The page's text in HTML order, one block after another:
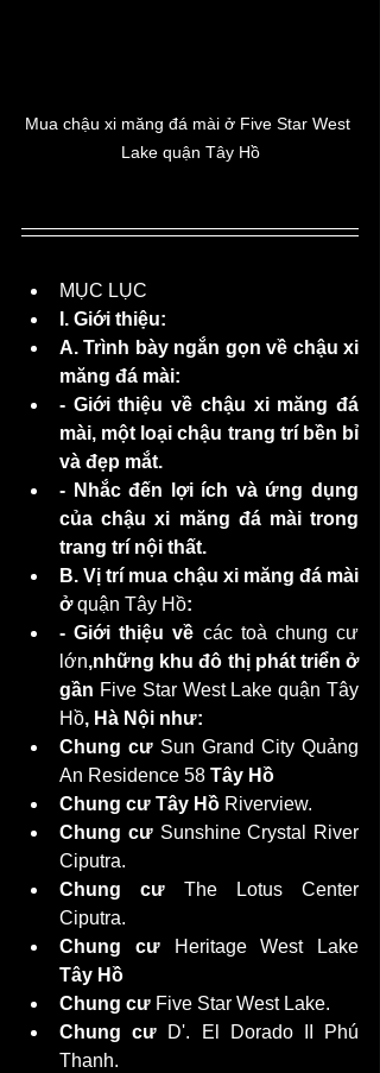
Mua chậu xi măng đá mài ở Five Star West
Lake quận Tây Hồ
MỤC LỤC
I. Giới thiệu:
A. Trình bày ngắn gọn về chậu xi
măng đá mài:
- Giới thiệu về chậu xi măng đá
mài, một loại chậu trang trí bền bỉ
và đẹp mắt.
- Nhắc đến lợi ích và ứng dụng
của chậu xi măng đá mài trong
trang trí nội thất.
B. Vị trí mua chậu xi măng đá mài
ở quận Tây Hồ:
- Giới thiệu về các toà chung cư
lớn,những khu đô thị phát triển ở
gần Five Star West Lake quận Tây
Hồ, Hà Nội như:
Chung cư Sun Grand City Quảng
An Residence 58 Tây Hồ
Chung cư Tây Hồ Riverview.
Chung cư Sunshine Crystal River
Ciputra.
Chung cư The Lotus Center
Ciputra.
Chung cư
Tây Hồ
Chung cư Five Star West Lake.
Chung cư D'. El Dorado II Phú
Thanh.